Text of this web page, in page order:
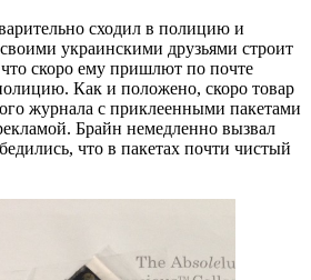
сходил в полицию и
украинскими друзьями строит
скоро ему пришлют по почте
Как и положено, скоро товар
журнала с приклеенными пакетами
Брайн немедленно вызвал
что в пакетах почти чистый